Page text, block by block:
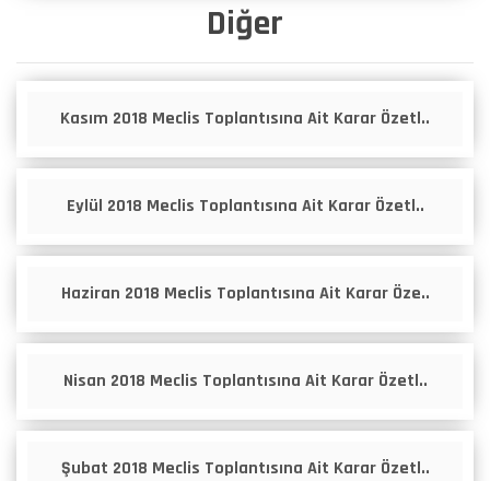
Diğer
Kasım 2018 Meclis Toplantısına Ait Karar Özetl..
Eylül 2018 Meclis Toplantısına Ait Karar Özetl..
Haziran 2018 Meclis Toplantısına Ait Karar Öze..
Nisan 2018 Meclis Toplantısına Ait Karar Özetl..
Şubat 2018 Meclis Toplantısına Ait Karar Özetl..